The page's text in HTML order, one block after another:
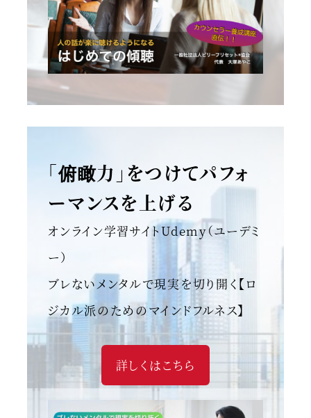
「俯瞰力」をつけてパフォ
ーマンスを上げる
オンライン学習サイトUdemy（ユーデミ
ー）
ブレないメンタルで現実を切り開く【ロ
ジカル派のためのマインドフルネス】
詳しくはこちら